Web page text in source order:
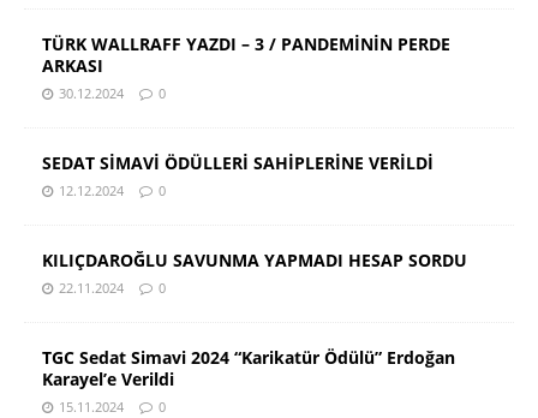
TÜRK WALLRAFF YAZDI – 3 / PANDEMİNİN PERDE
ARKASI
30.12.2024 0
SEDAT SİMAVİ ÖDÜLLERİ SAHİPLERİNE VERİLDİ
12.12.2024 0
KILIÇDAROĞLU SAVUNMA YAPMADI HESAP SORDU
22.11.2024 0
TGC Sedat Simavi 2024 “Karikatür Ödülü” Erdoğan
Karayel’e Verildi
15.11.2024 0